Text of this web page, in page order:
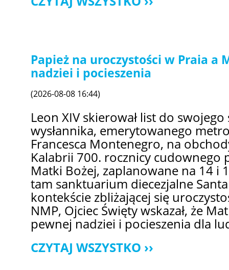
Papież na uroczystości w Praia a
nadziei i pocieszenia
(2026-08-08 16:44)
Leon XIV skierował list do
wysłannika, emerytowanego
Francesca Montenegro, na
Kalabrii 700. rocznicy cudownego
Matki Bożej, zaplanowane na 14 i
tam sanktuarium diecezjalne
kontekście zbliżającej się
NMP, Ojciec Święty wskazał, że
pewnej nadziei i pocieszenia dla
CZYTAJ WSZYSTKO